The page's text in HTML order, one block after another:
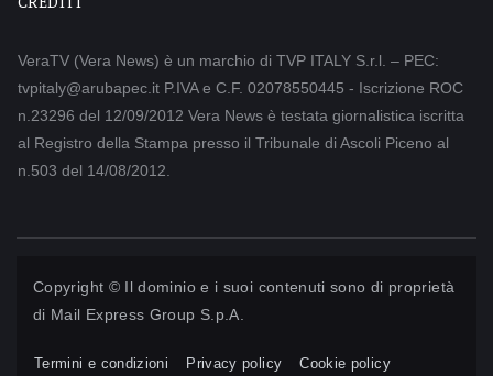
VeraTV (Vera News) è un marchio di TVP ITALY S.r.l. – PEC:
tvpitaly@arubapec.it P.IVA e C.F. 02078550445 - Iscrizione ROC
n.23296 del 12/09/2012 Vera News è testata giornalistica iscritta
al Registro della Stampa presso il Tribunale di Ascoli Piceno al
n.503 del 14/08/2012.
Copyright © Il dominio e i suoi contenuti sono di proprietà
di Mail Express Group S.p.A.
Termini e condizioni Privacy policy Cookie policy